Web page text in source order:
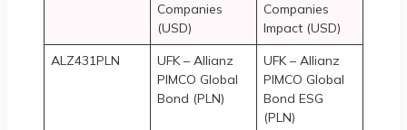
Companies
(USD)
Companies
Impact (USD)
ALZ431PLN
UFK – Allianz
PIMCO Global
Bond (PLN)
UFK – Allianz
PIMCO Global
Bond ESG
(PLN)